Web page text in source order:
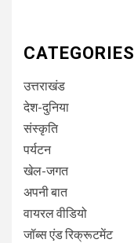
CATEGORIES
उत्तराखंड
देश-दुनिया
संस्कृति
पर्यटन
खेल-जगत
अपनी बात
वायरल वीडियो
जॉब्स एंड रिक्रूटमेंट